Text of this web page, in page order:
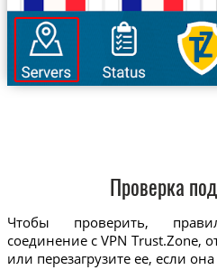
Проверка
Чтобы проверить,
соединение с VPN Trust.Zone,
или перезагрузите ее, если